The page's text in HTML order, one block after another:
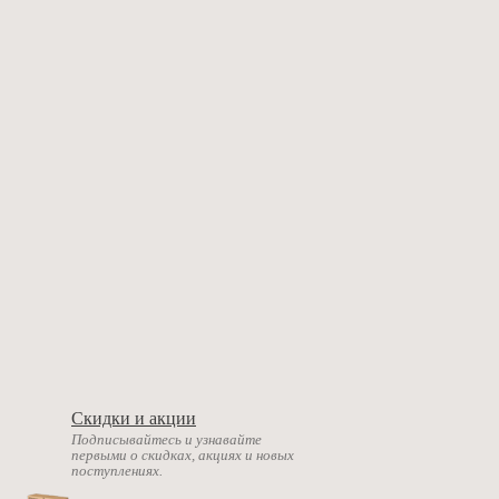
Скидки и акции
Подписывайтесь и узнавайте
первыми о скидках, акциях и новых
поступлениях.